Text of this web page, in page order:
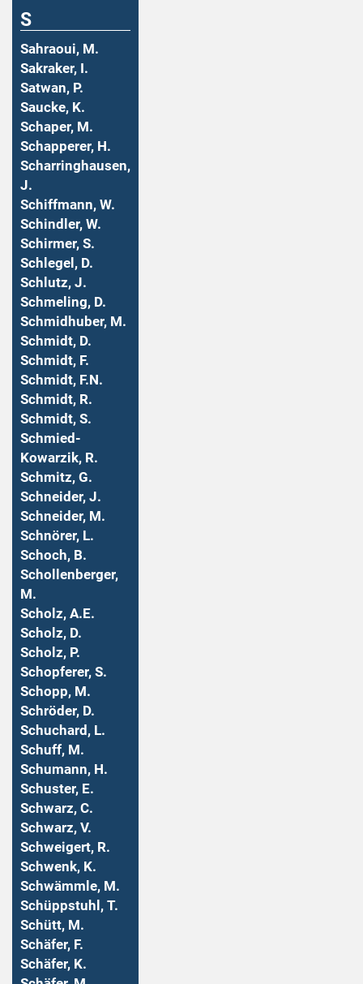
S
Sahraoui, M.
Sakraker, I.
Satwan, P.
Saucke, K.
Schaper, M.
Schapperer, H.
Scharringhausen,
J.
Schiffmann, W.
Schindler, W.
Schirmer, S.
Schlegel, D.
Schlutz, J.
Schmeling, D.
Schmidhuber, M.
Schmidt, D.
Schmidt, F.
Schmidt, F.N.
Schmidt, R.
Schmidt, S.
Schmied-
Kowarzik, R.
Schmitz, G.
Schneider, J.
Schneider, M.
Schnörer, L.
Schoch, B.
Schollenberger,
M.
Scholz, A.E.
Scholz, D.
Scholz, P.
Schopferer, S.
Schopp, M.
Schröder, D.
Schuchard, L.
Schuff, M.
Schumann, H.
Schuster, E.
Schwarz, C.
Schwarz, V.
Schweigert, R.
Schwenk, K.
Schwämmle, M.
Schüppstuhl, T.
Schütt, M.
Schäfer, F.
Schäfer, K.